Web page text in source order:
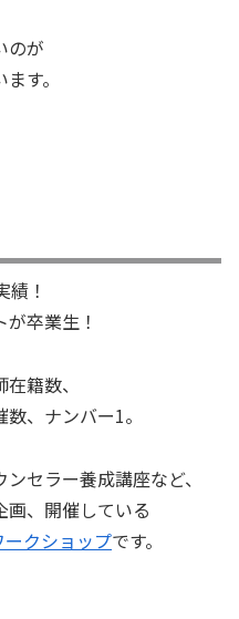
のが
す。
！
卒業生！
籍数、
、ナンバー1。
セラー養成講座など、
画、開催している
ークショップです。